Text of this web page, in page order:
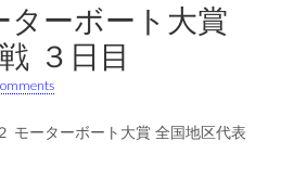
ーボート大賞
３日目
モーターボート大賞 全国地区代表